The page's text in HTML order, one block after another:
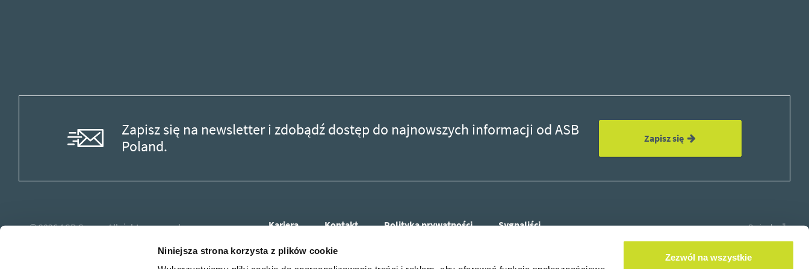
Niniejsza strona korzysta z plików cookie
Zezwól na wszystkie
Zapisz się na newsletter i zdobądź dostęp do najnowszych informacji od ASB
Poland.
Zapisz się
© 2026ASB Group.All rights reserved. Kariera Kontakt Polityka prywatności Sygnaliści Design by